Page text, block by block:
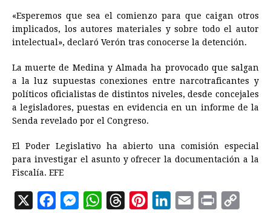
«Esperemos que sea el comienzo para que caigan otros
implicados, los autores materiales y sobre todo el autor
intelectual», declaró Verón tras conocerse la detención.
La muerte de Medina y Almada ha provocado que salgan
a la luz supuestas conexiones entre narcotraficantes y
políticos oficialistas de distintos niveles, desde concejales
a legisladores, puestas en evidencia en un informe de la
Senda revelado por el Congreso.
El Poder Legislativo ha abierto una comisión especial
para investigar el asunto y ofrecer la documentación a la
Fiscalía. EFE
X
M
W